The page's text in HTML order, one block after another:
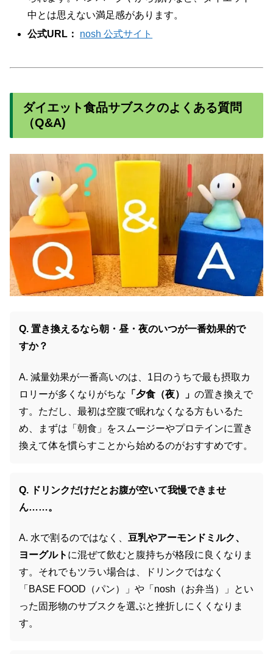
中とは思えない満足感があります。
公式URL：
nosh 公式サイト
ダイエット食品サブスクのよくある質問
（Q&A)
Q. 置き換えるなら朝・昼・夜のいつが一番効果的で
すか？
A. 減量効果が一番高いのは、1日のうちで最も摂取カ
ロリーが多くなりがちな 「夕食（夜）」 の置き換えで
す。ただし、最初は空腹で眠れなくなる方もいるた
め、まずは「朝食」をスムージーやプロテインに置き
換えて体を慣らすことから始めるのがおすすめです。
Q. ドリンクだけだとお腹が空いて我慢できませ
ん……。
A. 水で割るのではなく、 豆乳やアーモンドミルク、
ヨーグルト に混ぜて飲むと腹持ちが格段に良くなりま
す。それでもツラい場合は、ドリンクではなく
「BASE FOOD（パン）」や「nosh（お弁当）」とい
った固形物のサブスクを選ぶと挫折しにくくなりま
す。